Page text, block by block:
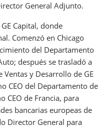
General Adjunto.
Capital, donde
Comenzó en Chicago
del Departamento
después se trasladó a
y Desarrollo de GE
CEO del Departamento de
CEO de Francia, para
bancarias europeas de
Director General para